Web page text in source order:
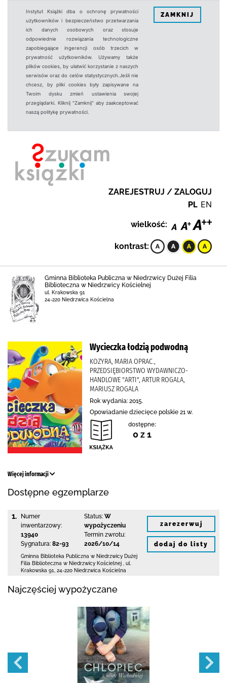
Instytut Książki dba o ochronę prywatności
użytkowników i bezpieczeństwo przetwarzania
ich danych osobowych oraz stosuje
odpowiednie rozwiązania technologiczne
zapobiegające ingerencji osób trzecich w
prywatność użytkowników. Używamy także
plików cookies, by ułatwić korzystanie z naszych
serwisów oraz do celów statystycznych.Jeśli nie
chcesz, by pliki cookies były zapisywane na
Twoim dysku zmień ustawienia swojej
przeglądarki. Kliknij "Zamknij" aby zaakceptować
naszą politykę prywatności.
ZAMKNIJ
ZAREJESTRUJ / ZALOGUJ
PL EN
wielkość:
kontrast:
Gminna Biblioteka Publiczna w Niedrzwicy Dużej Filia
Biblioteczna w Niedrzwicy Kościelnej
ul. Krakowska 91
24-220 Niedrzwica Kościelna
Wycieczka łodzią podwodną
KOZYRA, MARIA OPRAC.,
PRZEDSIĘBIORSTWO WYDAWNICZO-
HANDLOWE "ARTI", ARTUR ROGALA,
MARIUSZ ROGALA
Rok wydania: 2015.
Opowiadanie dziecięce polskie 21 w.
dostępne:
0 z 1
Więcej informacji
Dostępne egzemplarze
1.
Numer
inwentarzowy:
13940
Sygnatura: 82-93
Status: W
wypożyczeniu
Termin zwrotu:
2026/10/14
Gminna Biblioteka Publiczna w Niedrzwicy Dużej
Filia Biblioteczna w Niedrzwicy Kościelnej
ul.
Krakowska 91
24-220 Niedrzwica Kościelna
zarezerwuj
dodaj do listy
Najczęściej wypożyczane